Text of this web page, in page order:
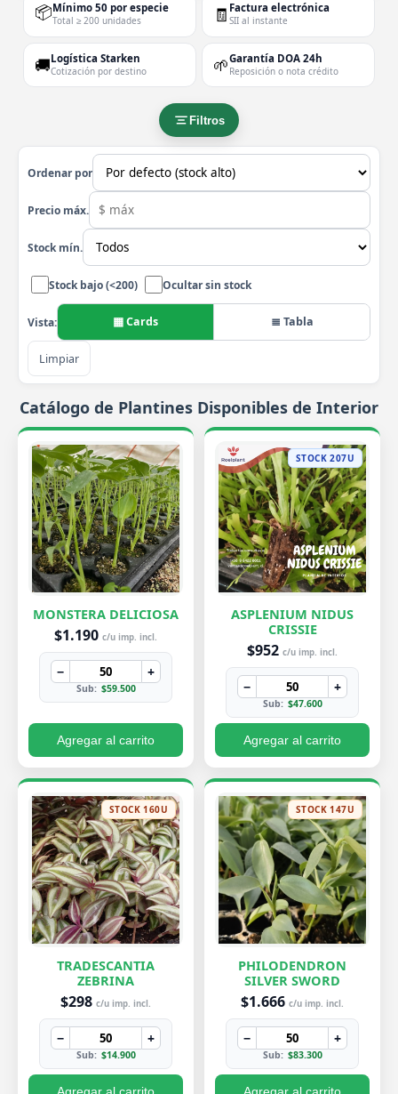
📦Mínimo 50 por especie
Total ≥ 200 unidades 🧾 Factura electrónica
SII al instante
🚚Logística Starken
Cotización por destino 🌱Garantía DOA 24h
Reposición o nota crédito
Filtros
Ordenar por
Precio máx.
Stock mín.
Stock bajo (<200) Ocultar sin stock
Vista: ▦ Cards ≣ Tabla
Limpiar
Catálogo de Plantines Disponibles de Interior
MONSTERA DELICIOSA
$1.190 c/u imp. incl.
− +
Sub: $59.500
Agregar al carrito
STOCK 207U
ASPLENIUM NIDUS
CRISSIE
$952 c/u imp. incl.
− +
Sub: $47.600
Agregar al carrito
STOCK 160U
TRADESCANTIA
ZEBRINA
$298 c/u imp. incl.
− +
Sub: $14.900
STOCK 147U
PHILODENDRON
SILVER SWORD
$1.666 c/u imp. incl.
− +
Sub: $83.300